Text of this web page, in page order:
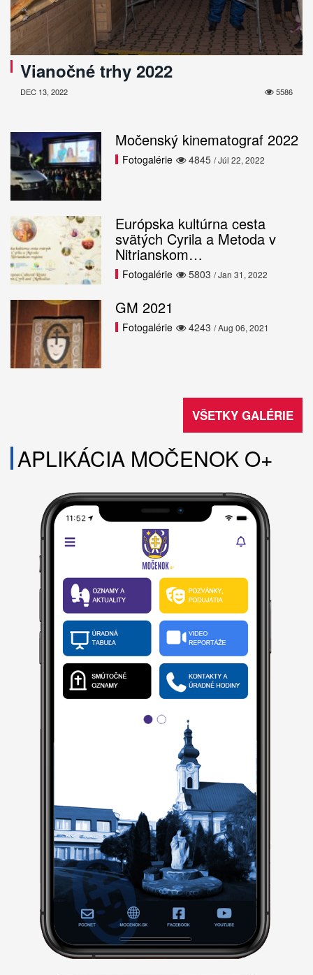
Vianočné trhy 2022
5586
DEC 13, 2022
Močenský kinematograf 2022
4845
Fotogalérie / Júl 22, 2022
Európska kultúrna cesta
svätých Cyrila a Metoda v
Nitrianskom…
5803
Fotogalérie / Jan 31, 2022
GM 2021
4243
Fotogalérie / Aug 06, 2021
VŠETKY GALÉRIE
APLIKÁCIA MOČENOK O+